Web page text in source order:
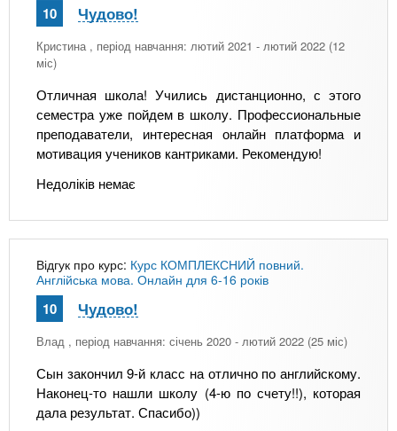
Кристина , період навчання: лютий 2021 - лютий 2022 (12
міс)
Отличная школа! Учились дистанционно, с этого
семестра уже пойдем в школу. Профессиональные
преподаватели, интересная онлайн платформа и
мотивация учеников кантриками. Рекомендую!
Недоліків немає
10 Чудово!
Відгук про курс: Курс КОМПЛЕКСНИЙ повний.
Англійська мова. Онлайн для 6-16 років
Влад , період навчання: січень 2020 - лютий 2022 (25 міс)
Сын закончил 9-й класс на отлично по английскому.
Наконец-то нашли школу (4-ю по счету!!), которая
дала результат. Спасибо))
10 Чудово!